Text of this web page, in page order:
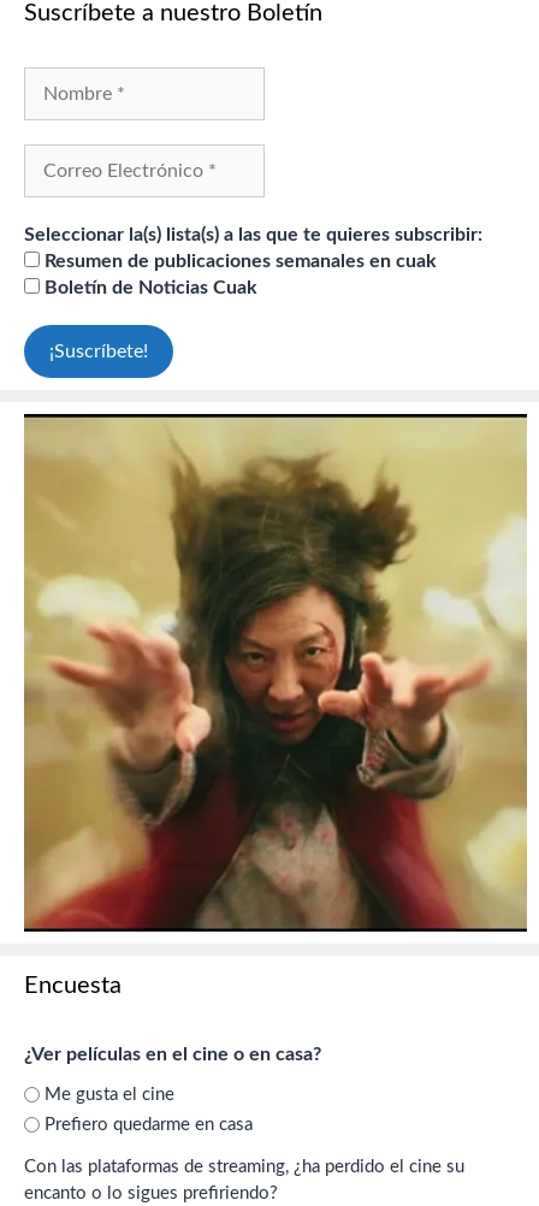
Suscríbete a nuestro Boletín
Seleccionar la(s) lista(s) a las que te quieres subscribir:
Resumen de publicaciones semanales en cuak
Boletín de Noticias Cuak
Encuesta
¿Ver películas en el cine o en casa?
Me gusta el cine
Prefiero quedarme en casa
Con las plataformas de streaming, ¿ha perdido el cine su
encanto o lo sigues prefiriendo?